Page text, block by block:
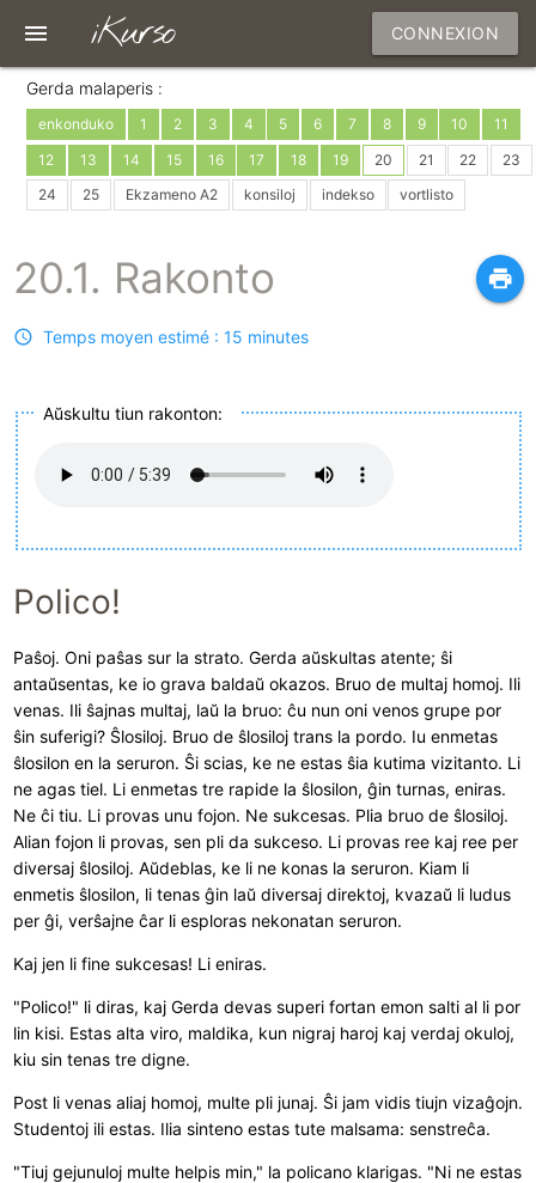
iKurso
menu CONNEXION
Gerda malaperis :
enkonduko 1 2 3 4 5 6 7 8 9 10
11
12
13 14 15 16 17 18 19 20 21 22
23
24
25 Ekzameno A2 konsiloj indekso vortlisto
print
20.1. Rakonto
Temps moyen estimé : 15 minutes
Aŭskultu tiun rakonton:
Polico!
Paŝoj. Oni paŝas sur la strato. Gerda aŭskultas atente; ŝi
antaŭsentas, ke io grava baldaŭ okazos. Bruo de multaj homoj. Ili
venas. Ili ŝajnas multaj, laŭ la bruo: ĉu nun oni venos grupe por
ŝin suferigi? Ŝlosiloj. Bruo de ŝlosiloj trans la pordo. Iu enmetas
ŝlosilon en la seruron. Ŝi scias, ke ne estas ŝia kutima vizitanto. Li
ne agas tiel. Li enmetas tre rapide la ŝlosilon, ĝin turnas, eniras.
Ne ĉi tiu. Li provas unu fojon. Ne sukcesas. Plia bruo de ŝlosiloj.
Alian fojon li provas, sen pli da sukceso. Li provas ree kaj ree per
diversaj ŝlosiloj. Aŭdeblas, ke li ne konas la seruron. Kiam li
enmetis ŝlosilon, li tenas ĝin laŭ diversaj direktoj, kvazaŭ li ludus
per ĝi, verŝajne ĉar li esploras nekonatan seruron.
Kaj jen li fine sukcesas! Li eniras.
"Polico!" li diras, kaj Gerda devas superi fortan emon salti al li por
lin kisi. Estas alta viro, maldika, kun nigraj haroj kaj verdaj okuloj,
kiu sin tenas tre digne.
Post li venas aliaj homoj, multe pli junaj. Ŝi jam vidis tiujn vizaĝojn.
Studentoj ili estas. Ilia sinteno estas tute malsama: senstreĉa.
"Tiuj gejunuloj multe helpis min," la policano klarigas. "Ni ne estas